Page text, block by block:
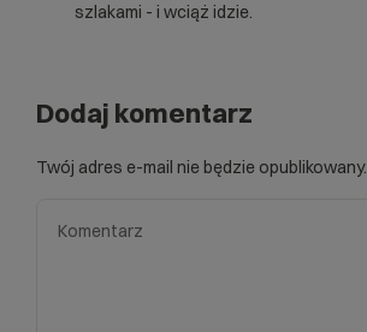
szlakami - i wciąż idzie.
Dodaj komentarz
Twój adres e-mail nie będzie opublikowany.